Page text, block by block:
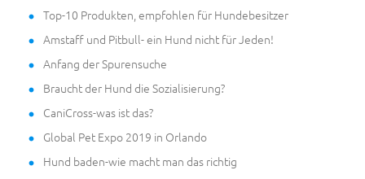
Top-10 Produkten, empfohlen für Hundebesitzer
Amstaff und Pitbull- ein Hund nicht für Jeden!
Anfang der Spurensuche
Braucht der Hund die Sozialisierung?
CaniCross-was ist das?
Global Pet Expo 2019 in Orlando
Hund baden-wie macht man das richtig